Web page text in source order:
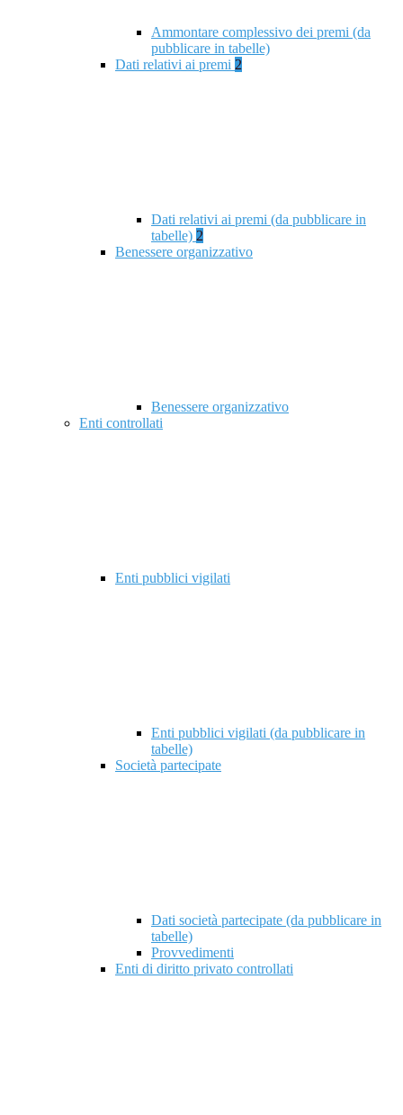
Ammontare complessivo dei premi (da
pubblicare in tabelle)
Dati relativi ai premi 2
Dati relativi ai premi (da pubblicare in
tabelle) 2
Benessere organizzativo
Benessere organizzativo
Enti controllati
Enti pubblici vigilati
Enti pubblici vigilati (da pubblicare in
tabelle)
Società partecipate
Dati società partecipate (da pubblicare in
tabelle)
Provvedimenti
Enti di diritto privato controllati